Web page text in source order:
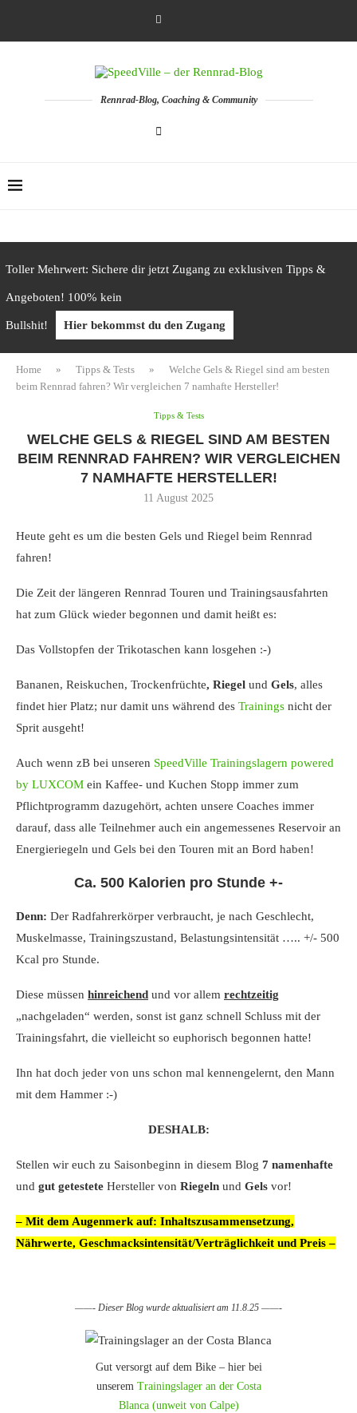
Rennrad-Blog, Coaching & Community
Toller Mehrwert: Sichere dir jetzt Zugang zu exklusiven Tipps &
Angeboten! 100% kein
Bullshit! Hier bekommst du den Zugang
Home » Tipps & Tests »
Welche Gels & Riegel sind am besten
beim Rennrad fahren? Wir vergleichen 7 namhafte Hersteller!
Tipps & Tests
WELCHE GELS & RIEGEL SIND AM BESTEN
BEIM RENNRAD FAHREN? WIR VERGLEICHEN
7 NAMHAFTE HERSTELLER!
11 August 2025
Heute geht es um die besten Gels und Riegel beim Rennrad
fahren!
Die Zeit der längeren Rennrad Touren und Trainingsausfahrten
hat zum Glück wieder begonnen und damit heißt es:
Das Vollstopfen der Trikotaschen kann losgehen :-)
Bananen, Reiskuchen, Trockenfrüchte, Riegel und Gels, alles
findet hier Platz; nur damit uns während des Trainings nicht der
Sprit ausgeht!
Auch wenn zB bei unseren SpeedVille Trainingslagern powered
by LUXCOM ein Kaffee- und Kuchen Stopp immer zum
Pflichtprogramm dazugehört, achten unsere Coaches immer
darauf, dass alle Teilnehmer auch ein angemessenes Reservoir an
Energieriegeln und Gels bei den Touren mit an Bord haben!
Ca. 500 Kalorien pro Stunde +-
Denn: Der Radfahrerkörper verbraucht, je nach Geschlecht,
Muskelmasse, Trainingszustand, Belastungsintensität ….. +/- 500
Kcal pro Stunde.
Diese müssen hinreichend und vor allem rechtzeitig
„nachgeladen“ werden, sonst ist ganz schnell Schluss mit der
Trainingsfahrt, die vielleicht so euphorisch begonnen hatte!
Ihn hat doch jeder von uns schon mal kennengelernt, den Mann
mit dem Hammer :-)
DESHALB:
Stellen wir euch zu Saisonbeginn in diesem Blog 7 namenhafte
und gut getestete Hersteller von Riegeln und Gels vor!
– Mit dem Augenmerk auf: Inhaltszusammensetzung,
Nährwerte, Geschmacksintensität/Verträglichkeit und Preis –
——- Dieser Blog wurde aktualisiert am 11.8.25 ——-
Gut versorgt auf dem Bike – hier bei
unserem Trainingslager an der Costa
Blanca (unweit von Calpe)